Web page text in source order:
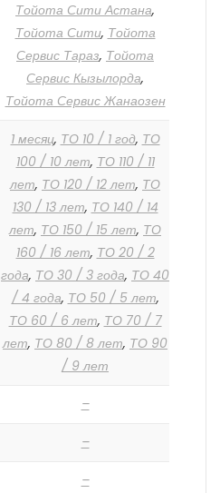
Тойота Сити Астана,
Тойота Сити, Тойота
Сервис Тараз, Тойота
Сервис Кызылорда,
Тойота Сервис Жанаозен
1 месяц, ТО 10 / 1 год, ТО
100 / 10 лет, ТО 110 / 11
лет, ТО 120 / 12 лет, ТО
130 / 13 лет, ТО 140 / 14
лет, ТО 150 / 15 лет, ТО
160 / 16 лет, ТО 20 / 2
года, ТО 30 / 3 года, ТО 40
/ 4 года, ТО 50 / 5 лет,
ТО 60 / 6 лет, ТО 70 / 7
лет, ТО 80 / 8 лет, ТО 90
/ 9 лет
–
–
–